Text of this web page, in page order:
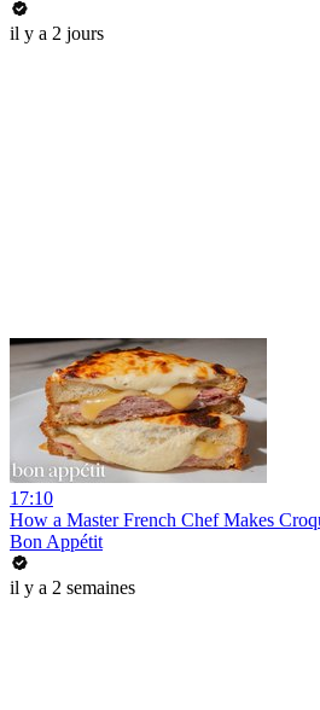
il y a 2 jours
17:10
How a Master French Chef Makes
Bon Appétit
il y a 2 semaines